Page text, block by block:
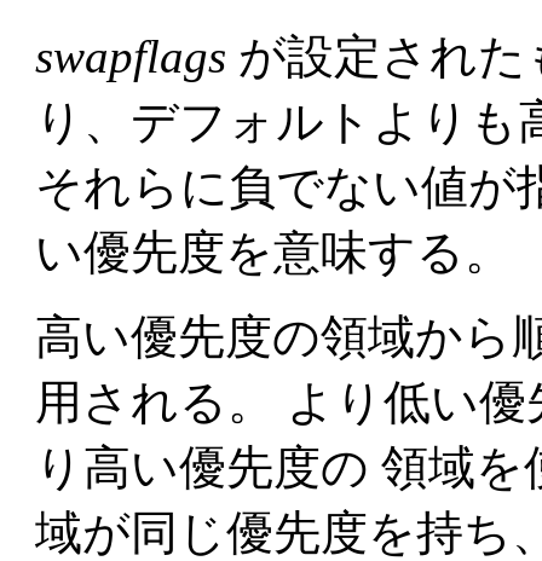
swapflags が設定され
り、デフォルトよりも
それらに負でない値が
い優先度を意味する。
高い優先度の領域から
用される。 より低い
り高い優先度の 領域
域が同じ優先度を持ち